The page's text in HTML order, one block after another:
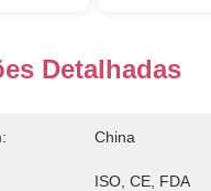
Detalhadas
China
ISO, CE, FDA